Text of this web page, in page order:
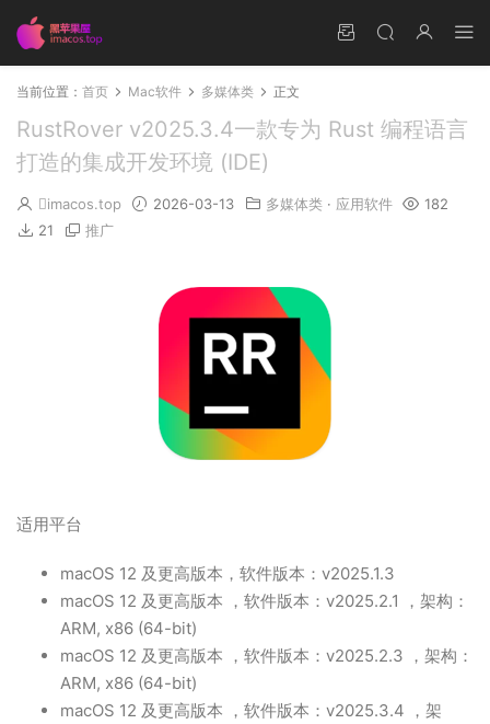
当前位置： 首页 Mac软件 多媒体类 正文
RustRover v2025.3.4一款专为 Rust 编程语言
打造的集成开发环境 (IDE)
imacos.top 2026-03-13 多媒体类 · 应用软件
182
21
推广
适用平台
macOS 12 及更高版本，软件版本：v2025.1.3
macOS 12 及更高版本 ，软件版本：v2025.2.1 ，架构：
ARM, x86 (64-bit)
macOS 12 及更高版本 ，软件版本：v2025.2.3 ，架构：
ARM, x86 (64-bit)
macOS 12 及更高版本 ，软件版本：v2025.3.4 ，架